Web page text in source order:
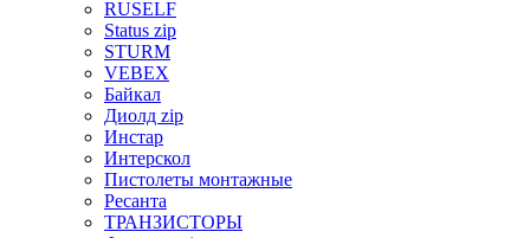
RUSELF
Status zip
STURM
VEBEX
Байкал
Диолд zip
Инстар
Интерскол
Пистолеты монтажные
Ресанта
ТРАНЗИСТОРЫ